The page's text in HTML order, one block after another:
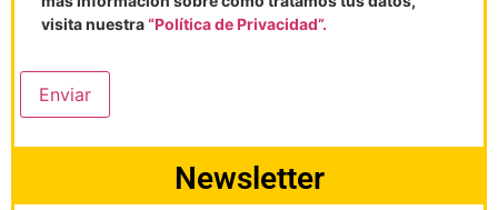
visita nuestra“Política de Privacidad”.
Enviar
Newsletter